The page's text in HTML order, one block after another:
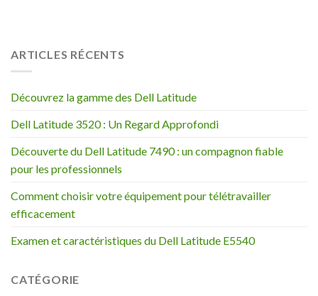
ARTICLES RÉCENTS
Découvrez la gamme des Dell Latitude
Dell Latitude 3520 : Un Regard Approfondi
Découverte du Dell Latitude 7490 : un compagnon fiable
pour les professionnels
Comment choisir votre équipement pour télétravailler
efficacement
Examen et caractéristiques du Dell Latitude E5540
CATÉGORIE